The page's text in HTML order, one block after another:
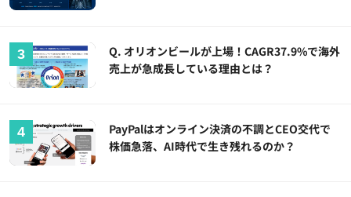
Q. オリオンビールが上場！CAGR37.9%で海外
売上が急成長している理由とは？
PayPalはオンライン決済の不調とCEO交代で
株価急落、AI時代で生き残れるのか？